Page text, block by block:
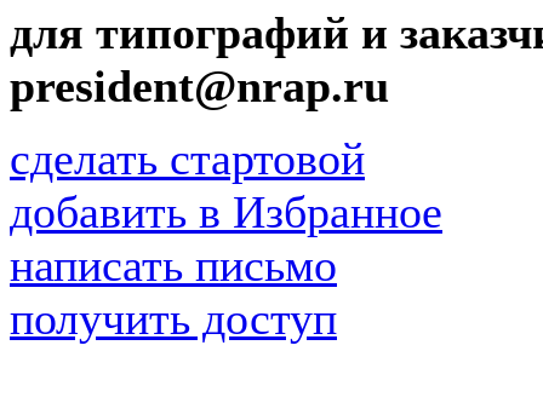
для типографий и
president@nrap.ru
сделать стартовой
добавить в Избранное
написать письмо
получить доступ